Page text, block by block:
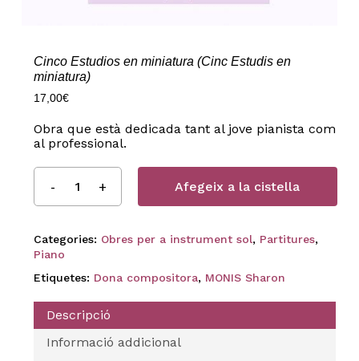
Cinco Estudios en miniatura (Cinc Estudis en
miniatura)
17,00€
Obra que està dedicada tant al jove pianista com
al professional.
Afegeix a la cistella
Categories: Obres per a instrument sol, Partitures,
Piano
Etiquetes: Dona compositora, MONIS Sharon
Descripció
Informació addicional